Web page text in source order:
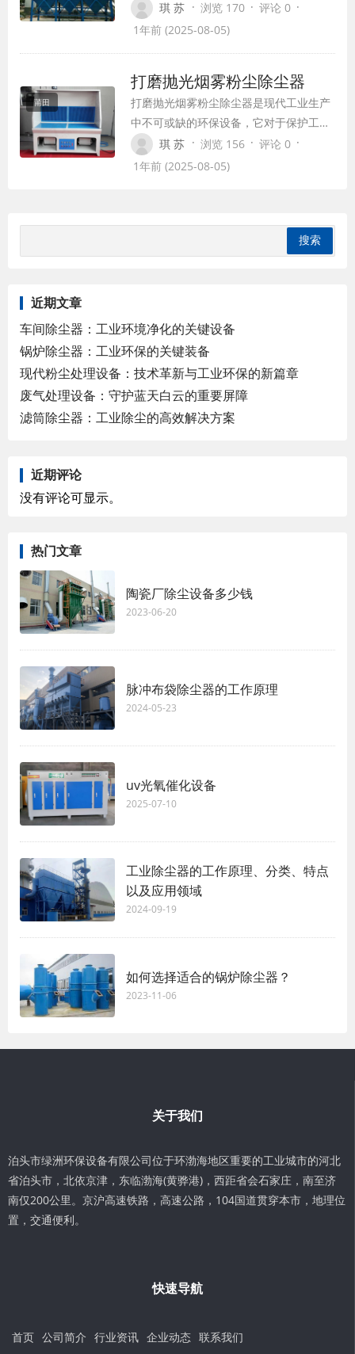
除尘设备，能够有效地净化含尘气体，为
工业生产提供清洁的工作环境。本文将为
琪 苏 · 浏览 170 · 评论 0 ·
1年前 (2025-08-05)
莆田
打磨抛光烟雾粉尘除尘器
打磨抛光烟雾粉尘除尘器是现代工业生产
中不可或缺的环保设备，它对于保护工人
健康、维护工作环境、促进绿色生产具有
重要意义。本文将详细介绍打磨抛光烟雾
琪 苏 · 浏览 156 · 评论 0 ·
1年前 (2025-08-05)
近期文章
车间除尘器：工业环境净化的关键设备
锅炉除尘器：工业环保的关键装备
现代粉尘处理设备：技术革新与工业环保的新篇章
废气处理设备：守护蓝天白云的重要屏障
滤筒除尘器：工业除尘的高效解决方案
近期评论
没有评论可显示。
热门文章
陶瓷厂除尘设备多少钱
2023-06-20
脉冲布袋除尘器的工作原理
2024-05-23
uv光氧催化设备
2025-07-10
工业除尘器的工作原理、分类、特点
以及应用领域
2024-09-19
如何选择适合的锅炉除尘器？
2023-11-06
关于我们
泊头市绿洲环保设备有限公司位于环渤海地区重要的工业城市的河北
省泊头市，北依京津，东临渤海(黄骅港)，西距省会石家庄，南至济
南仅200公里。京沪高速铁路，高速公路，104国道贯穿本市，地理位
置，交通便利。
快速导航
首页 公司简介 行业资讯 企业动态 联系我们